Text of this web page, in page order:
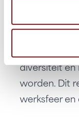
alleen de
diversiteit en
worden. Dit
werksfeer en